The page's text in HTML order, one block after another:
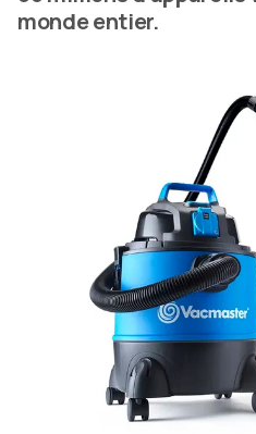
monde entier.